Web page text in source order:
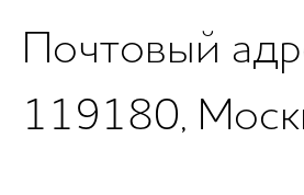
Почтовый
119180,